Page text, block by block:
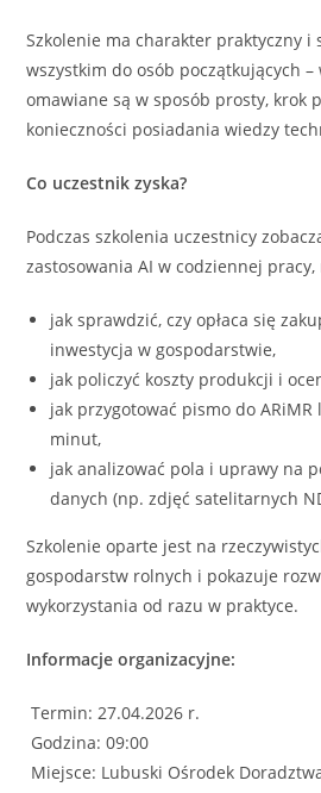
Szkolenie ma charakter praktyczny i
wszystkim do osób początkujących
omawiane są w sposób prosty, krok
konieczności posiadania wiedzy
Co uczestnik zyska?
Podczas szkolenia uczestnicy
zastosowania AI w codziennej pracy,
jak sprawdzić, czy opłaca się
inwestycja w gospodarstwie,
jak policzyć koszty produkcji i
jak przygotować pismo do
minut,
jak analizować pola i uprawy na
danych (np. zdjęć satelitarnych
Szkolenie oparte jest na
gospodarstw rolnych i pokazuje
wykorzystania od razu w praktyce.
Informacje organizacyjne:
Termin: 27.04.2026 r.
Godzina: 09:00
Miejsce: Lubuski Ośrodek